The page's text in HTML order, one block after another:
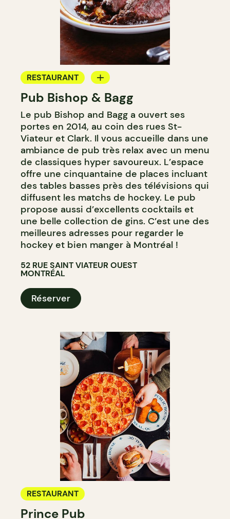
RESTAURANT
BAR
MICROBRASSERIE
Pub Bishop & Bagg
Le pub Bishop and Bagg a ouvert ses
portes en 2014, au coin des rues St-
Viateur et Clark. Il vous accueille dans une
ambiance de pub très relax avec un menu
de classiques hyper savoureux. L’espace
offre une cinquantaine de places incluant
des tables basses près des télévisions qui
diffusent les matchs de hockey. Le pub
propose aussi d’excellents cocktails et
une belle collection de gins. C’est une des
meilleures adresses pour regarder le
hockey et bien manger à Montréal !
52 RUE SAINT VIATEUR OUEST
MONTRÉAL
Réserver
RESTAURANT
Prince Pub